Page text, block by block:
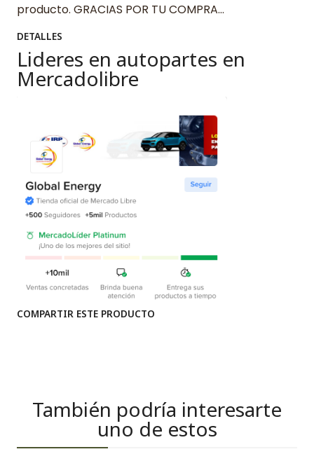
producto. GRACIAS POR TU COMPRA…
DETALLES
Lideres en autopartes en
Mercadolibre
COMPARTIR ESTE PRODUCTO
También podría interesarte
uno de estos